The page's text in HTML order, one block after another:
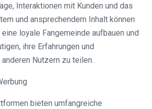
Interaktionen mit Kunden und das
und ansprechendem Inhalt können
loyale Fangemeinde aufbauen und
ihre Erfahrungen und
Nutzern zu teilen.
bieten umfangreiche